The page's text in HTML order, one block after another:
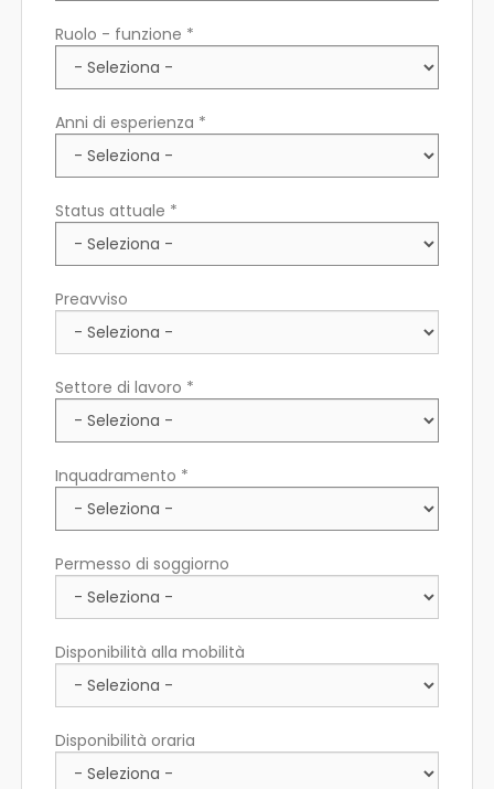
Ruolo - funzione *
Anni di esperienza *
Status attuale *
Preavviso
Settore di lavoro *
Inquadramento *
Permesso di soggiorno
Disponibilità alla mobilità
Disponibilità oraria